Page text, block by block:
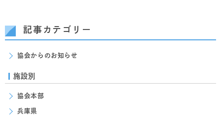
記事カテゴリー
協会からのお知らせ
施設別
協会本部
兵庫県